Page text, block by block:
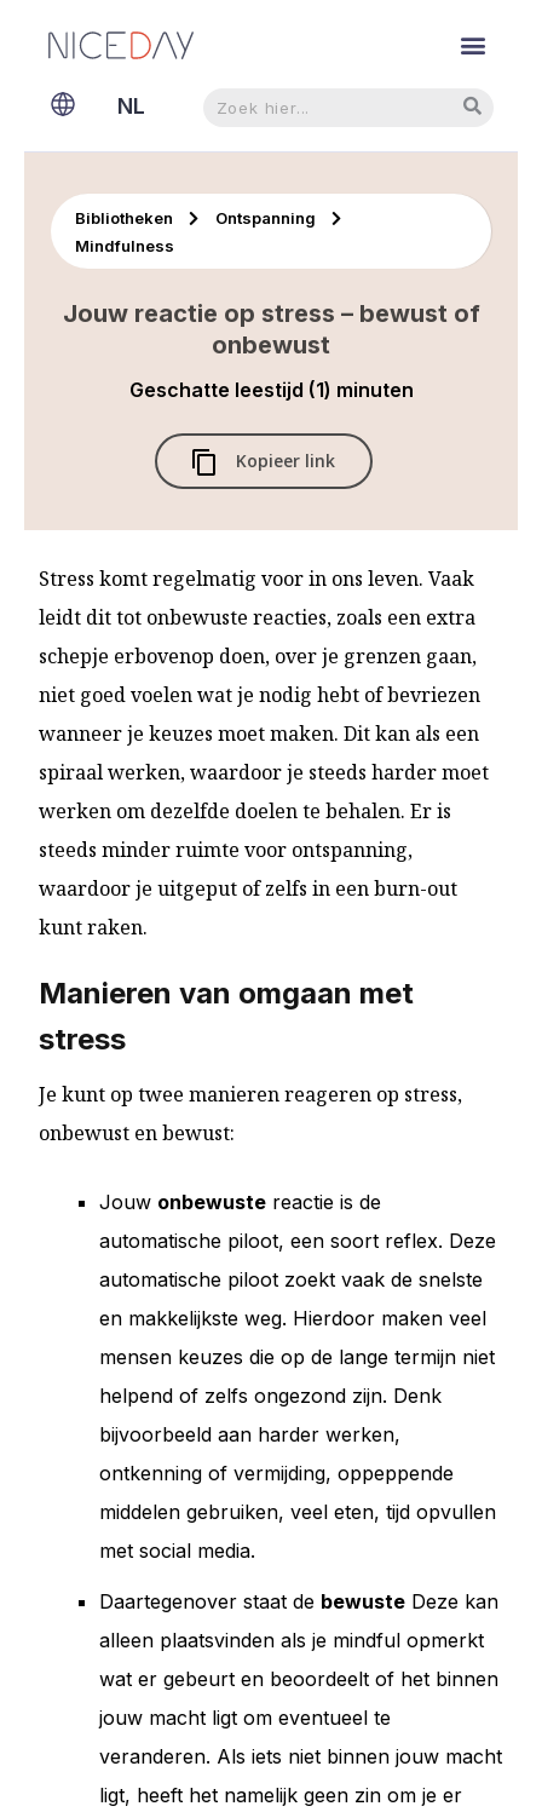
NL
EN
Bibliotheken
Ontspanning
Mindfulness
Jouw reactie op stress – bewust of
onbewust
Geschatte leestijd (1) minuten
Kopieer link
Stress komt regelmatig voor in ons leven. Vaak
leidt dit tot onbewuste reacties, zoals een extra
schepje erbovenop doen, over je grenzen gaan,
niet goed voelen wat je nodig hebt of bevriezen
wanneer je keuzes moet maken. Dit kan als een
spiraal werken, waardoor je steeds harder moet
werken om dezelfde doelen te behalen. Er is
steeds minder ruimte voor ontspanning,
waardoor je uitgeput of zelfs in een burn-out
kunt raken.
Manieren van omgaan met
stress
Je kunt op twee manieren reageren op stress,
onbewust en bewust:
Jouw onbewuste reactie is de
automatische piloot, een soort reflex. Deze
automatische piloot zoekt vaak de snelste
en makkelijkste weg. Hierdoor maken veel
mensen keuzes die op de lange termijn niet
helpend of zelfs ongezond zijn. Denk
bijvoorbeeld aan harder werken,
ontkenning of vermijding, oppeppende
middelen gebruiken, veel eten, tijd opvullen
met social media.
Daartegenover staat de bewuste Deze kan
alleen plaatsvinden als je mindful opmerkt
wat er gebeurt en beoordeelt of het binnen
jouw macht ligt om eventueel te
veranderen. Als iets niet binnen jouw macht
ligt, heeft het namelijk geen zin om je er